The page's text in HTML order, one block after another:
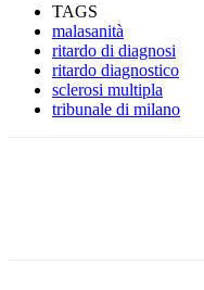
TAGS
malasanità
ritardo di diagnosi
ritardo diagnostico
sclerosi multipla
tribunale di milano